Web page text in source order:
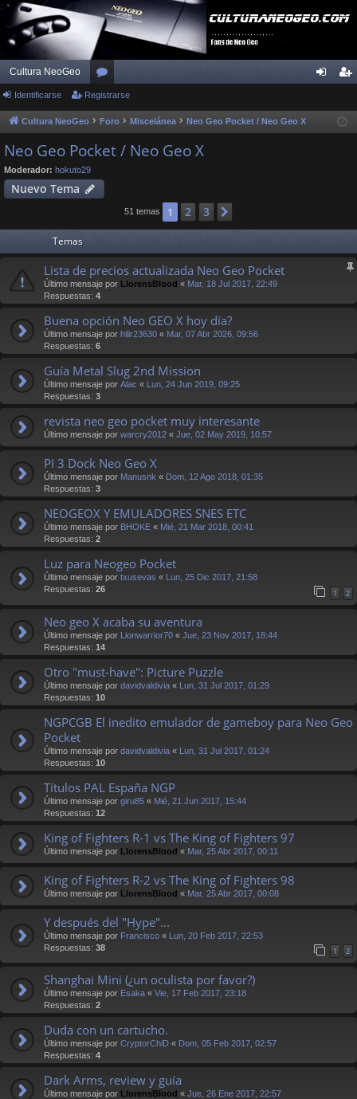
Cultura NeoGeo
or
os ist
Identificarse Registrarse
Cultura NeoGeo Foro Miscelánea Neo Geo Pocket / Neo Geo X
Neo Geo Pocket / Neo Geo X
Moderador: hokuto29
Nuevo Tema
51 temas 1 2 3
Temas
Lista de precios actualizada Neo Geo Pocket
Último mensaje por LlorensBlood « Mar, 18 Jul 2017, 22:49
Respuestas: 4
Buena opción Neo GEO X hoy día?
Último mensaje por hilir23630 « Mar, 07 Abr 2026, 09:56
Respuestas: 6
Guía Metal Slug 2nd Mission
Último mensaje por Alac « Lun, 24 Jun 2019, 09:25
Respuestas: 3
revista neo geo pocket muy interesante
Último mensaje por warcry2012 « Jue, 02 May 2019, 10:57
PI 3 Dock Neo Geo X
Último mensaje por Manusnk « Dom, 12 Ago 2018, 01:35
Respuestas: 3
NEOGEOX Y EMULADORES SNES ETC
Último mensaje por BHOKE « Mié, 21 Mar 2018, 00:41
Respuestas: 2
Luz para Neogeo Pocket
Último mensaje por txusevas « Lun, 25 Dic 2017, 21:58
Respuestas: 26 1 2
Neo geo X acaba su aventura
Último mensaje por Lionwarrior70 « Jue, 23 Nov 2017, 18:44
Respuestas: 14
Otro "must-have": Picture Puzzle
Último mensaje por davidvaldivia « Lun, 31 Jul 2017, 01:29
Respuestas: 10
NGPCGB El inedito emulador de gameboy para Neo Geo
Pocket
Último mensaje por davidvaldivia « Lun, 31 Jul 2017, 01:24
Respuestas: 10
Títulos PAL España NGP
Último mensaje por giru85 « Mié, 21 Jun 2017, 15:44
Respuestas: 12
King of Fighters R-1 vs The King of Fighters 97
Último mensaje por LlorensBlood « Mar, 25 Abr 2017, 00:11
King of Fighters R-2 vs The King of Fighters 98
Último mensaje por LlorensBlood « Mar, 25 Abr 2017, 00:08
Y después del "Hype"...
Último mensaje por Francisco « Lun, 20 Feb 2017, 22:53
Respuestas: 38 1 2
Shanghai Mini (¿un oculista por favor?)
Último mensaje por Esaka « Vie, 17 Feb 2017, 23:18
Respuestas: 2
Duda con un cartucho.
Último mensaje por CryptorChiD « Dom, 05 Feb 2017, 02:57
Respuestas: 4
Dark Arms, review y guía
Último mensaje por LlorensBlood « Jue, 26 Ene 2017, 22:57